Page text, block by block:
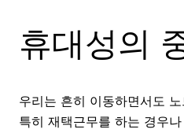
휴대성의
우리는 흔히 이동하면서도
특히 재택근무를 하는 경우